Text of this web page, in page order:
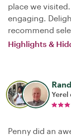
place we
engaging.
recommend
Highlights &
Yerel
Penny did an